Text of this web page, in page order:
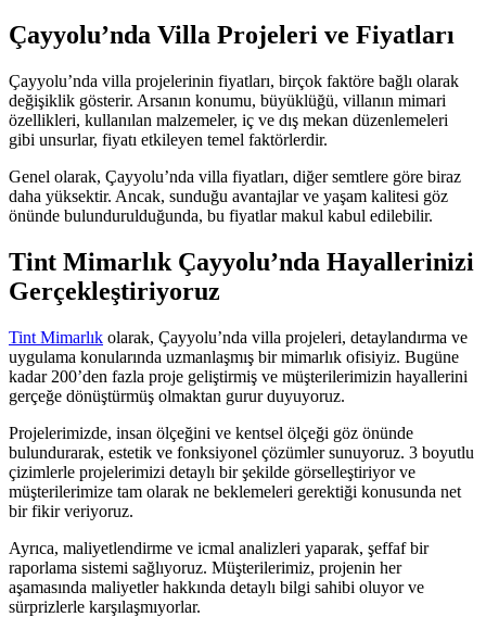
Çayyolu’nda Villa Projeleri ve Fiyatları
Çayyolu’nda villa projelerinin fiyatları, birçok faktöre bağlı olarak
değişiklik gösterir. Arsanın konumu, büyüklüğü, villanın mimari
özellikleri, kullanılan malzemeler, iç ve dış mekan düzenlemeleri
gibi unsurlar, fiyatı etkileyen temel faktörlerdir.
Genel olarak, Çayyolu’nda villa fiyatları, diğer semtlere göre biraz
daha yüksektir. Ancak, sunduğu avantajlar ve yaşam kalitesi göz
önünde bulundurulduğunda, bu fiyatlar makul kabul edilebilir.
Tint Mimarlık Çayyolu’nda Hayallerinizi
Gerçekleştiriyoruz
Tint Mimarlık olarak, Çayyolu’nda villa projeleri, detaylandırma ve
uygulama konularında uzmanlaşmış bir mimarlık ofisiyiz. Bugüne
kadar 200’den fazla proje geliştirmiş ve müşterilerimizin hayallerini
gerçeğe dönüştürmüş olmaktan gurur duyuyoruz.
Projelerimizde, insan ölçeğini ve kentsel ölçeği göz önünde
bulundurarak, estetik ve fonksiyonel çözümler sunuyoruz. 3 boyutlu
çizimlerle projelerimizi detaylı bir şekilde görselleştiriyor ve
müşterilerimize tam olarak ne beklemeleri gerektiği konusunda net
bir fikir veriyoruz.
Ayrıca, maliyetlendirme ve icmal analizleri yaparak, şeffaf bir
raporlama sistemi sağlıyoruz. Müşterilerimiz, projenin her
aşamasında maliyetler hakkında detaylı bilgi sahibi oluyor ve
sürprizlerle karşılaşmıyorlar.